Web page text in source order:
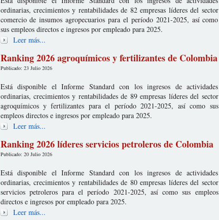
ordinarias, crecimientos y rentabilidades de 82 empresas líderes del sector
comercio de insumos agropecuarios para el período 2021-2025, así como
sus empleos directos e ingresos por empleado para 2025.
Leer más...
Ranking 2026 agroquímicos y fertilizantes de Colombia
Publicado: 23 Julio 2026
Está disponible el Informe Standard con los ingresos de actividades
ordinarias, crecimientos y rentabilidades de 89 empresas líderes del sector
agroquímicos y fertilizantes para el período 2021-2025, así como sus
empleos directos e ingresos por empleado para 2025.
Leer más...
Ranking 2026 líderes servicios petroleros de Colombia
Publicado: 20 Julio 2026
Está disponible el Informe Standard con los ingresos de actividades
ordinarias, crecimientos y rentabilidades de 80 empresas líderes del sector
servicios petroleros para el período 2021-2025, así como sus empleos
directos e ingresos por empleado para 2025.
Leer más...